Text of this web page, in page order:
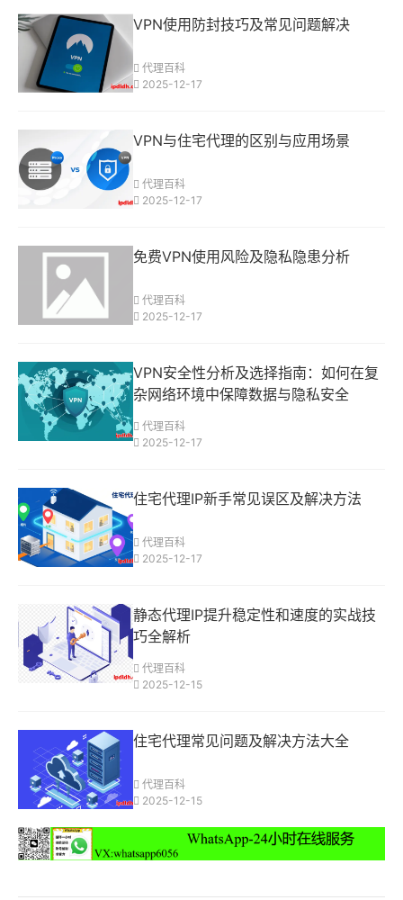
VPN使用防封技巧及常见问题解决
代理百科
2025-12-17
VPN与住宅代理的区别与应用场景
代理百科
2025-12-17
免费VPN使用风险及隐私隐患分析
代理百科
2025-12-17
VPN安全性分析及选择指南：如何在复
杂网络环境中保障数据与隐私安全
代理百科
2025-12-17
住宅代理IP新手常见误区及解决方法
代理百科
2025-12-17
静态代理IP提升稳定性和速度的实战技
巧全解析
代理百科
2025-12-15
住宅代理常见问题及解决方法大全
代理百科
2025-12-15